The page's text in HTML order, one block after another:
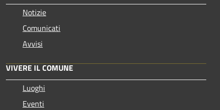
Notizie
Comunicati
Avvisi
VIVERE IL COMUNE
Luoghi
Eventi